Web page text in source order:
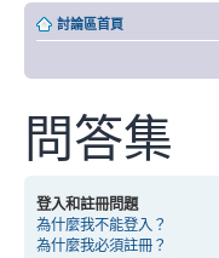
討論區首頁
問答集
登入和註冊問題
為什麼我不能登入？
為什麼我必須註冊？